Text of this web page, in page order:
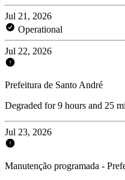
Jul 21, 2026
Operational
Jul 22, 2026
Prefeitura de Santo André
Degraded for 9 hours and 25
Jul 23, 2026
Manutenção programada -